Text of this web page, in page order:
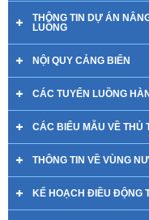
THÔNG TIN DỰ ÁN
LUỒNG
NỘI QUY CẢNG BIỂN
CÁC TUYẾN LUỒNG
CÁC BIỂU MẪU VỀ THỦ
THÔNG TIN VỀ VÙNG
KẾ HOẠCH ĐIỀU ĐỘNG